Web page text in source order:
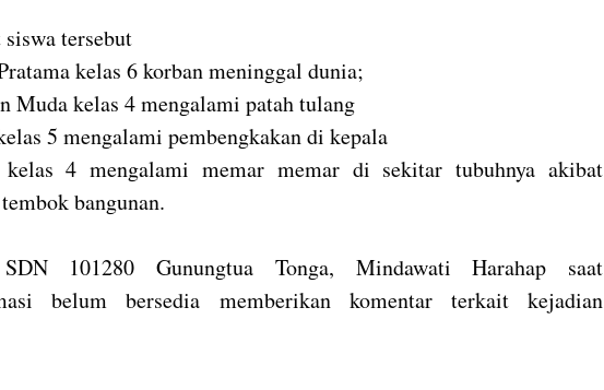
tersebut
kelas 6 korban meninggal dunia;
Muda kelas 4 mengalami patah tulang
5 mengalami pembengkakan di kepala
4 mengalami memar memar di sekitar tubuhnya akibat
bangunan.
101280 Gunungtua Tonga, Mindawati Harahap saat
belum bersedia memberikan komentar terkait kejadian